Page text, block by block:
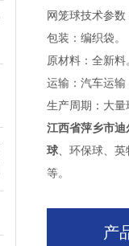
网笼球技术参
包装：编织袋。
原材料：全新料
运输：汽车运输
生产周期：大量
江西省萍乡市
球 、环保球、
等。
产